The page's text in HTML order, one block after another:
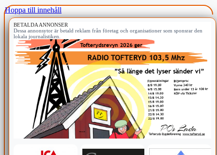
Hoppa till innehåll
BETALDA ANNONSER
Dessa annonsytor är betald reklam från företag och organisationer som sponsrar den
lokala journalistiken.